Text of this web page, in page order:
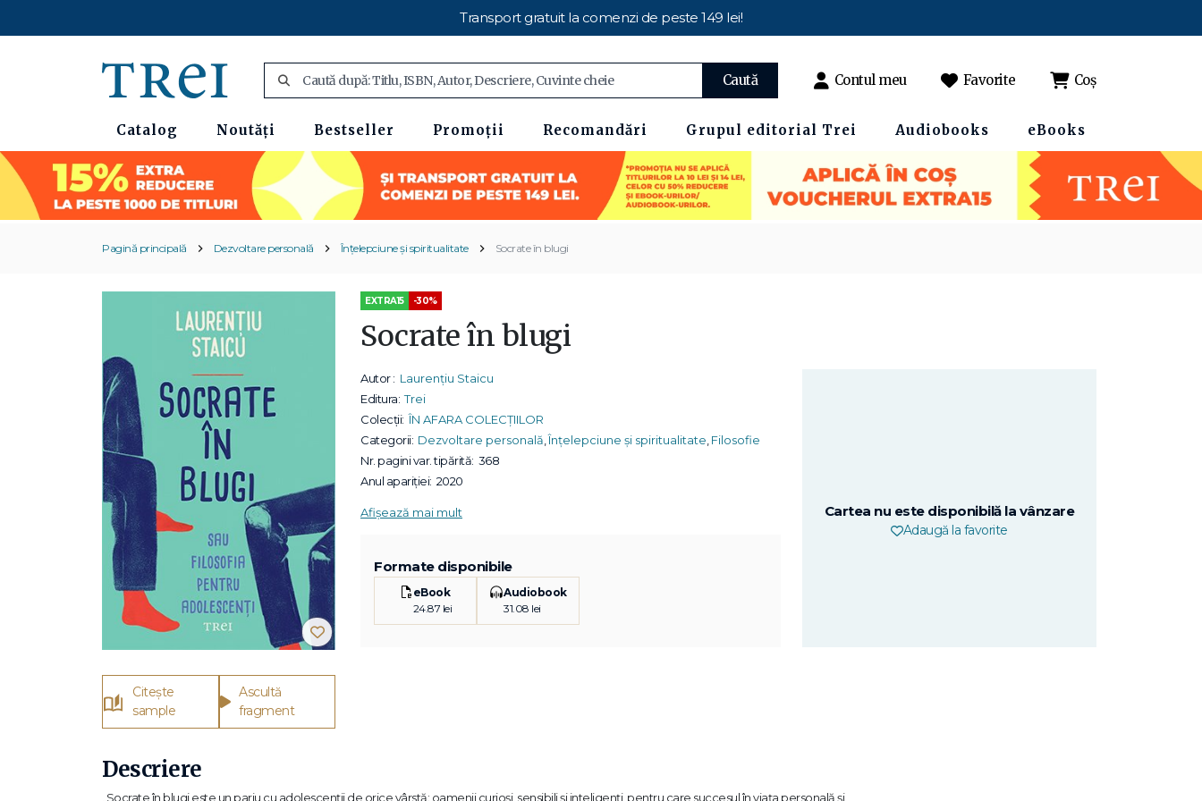
Transport gratuit la comenzi de peste 149 lei!
Caută Contul meu Favorite Coș
Catalog Noutăți Bestseller Promoții Recomandări Grupul editorial Trei Audiobooks eBooks
Pagină principală Dezvoltare personală Înțelepciune și spiritualitate Socrate în blugi
Citește
sample
Ascultă
fragment
EXTRA15 -30%
Socrate în blugi
Autor : Laurențiu Staicu
Editura: Trei
Colecții: ÎN AFARA COLECȚIILOR
Categorii: Dezvoltare personală ,Înțelepciune și spiritualitate Filosofie
Nr. pagini var. tipărită: 368
Anul apariției: 2020
Afișează mai mult
Formate disponibile
eBook
24.87 lei
Audiobook
31.08 lei
Cartea nu este disponibilă la vânzare
Adaugă la favorite
Descriere
„Socrate în blugi este un pariu cu adolescenţii de orice vârstă: oamenii curioşi, sensibili şi inteligenţi, pentru care succesul în viaţa personală şi